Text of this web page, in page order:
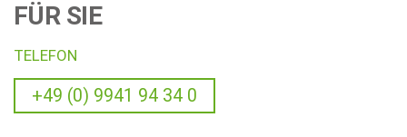
FÜR SIE
TELEFON
+49 (0) 9941 94 34 0